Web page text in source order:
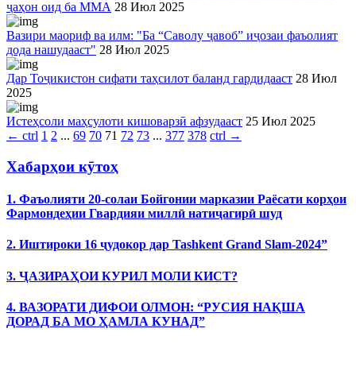
ҷаҳон оид ба ММА 28 Июл 2025
Вазири маориф ва илм: "Ба “Саволу ҷавоб” иҷозаи фаъолият
дода нашудааст" 28 Июл 2025
Дар Тоҷикистон сифати таҳсилот баланд гардидааст 28 Июл
2025
Истеҳсоли маҳсулоти кишоварзӣ афзудааст 25 Июл 2025
← ctrl 1 2 ... 69 70 71 72 73 ... 377 378 ctrl →
Хабарҳои кӯтоҳ
1. Фаъолияти 20-солаи Бойгонии марказии Раёсати корҳои
Фармондеҳии Гвардияи миллӣ натиҷагирӣ шуд
2. Иштироки 16 ҷудокор дар Tashkent Grand Slam-2024”
3. ҶАЗИРАҲОИ КУРИЛ МОЛИ КИСТ?
4. ВАЗОРАТИ ДИФОИ ОЛМОН: “РУСИЯ НАҚША
ДОРАД БА МО ҲАМЛА КУНАД”